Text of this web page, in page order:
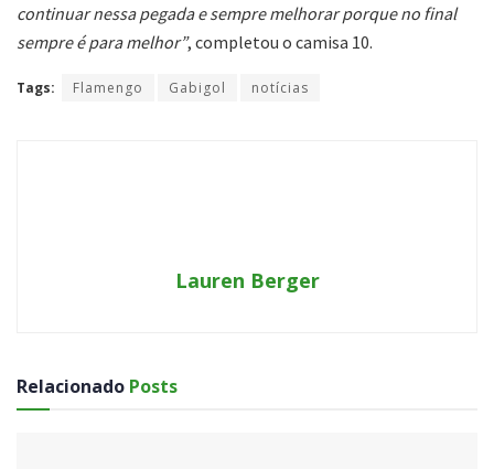
continuar nessa pegada e sempre melhorar porque no final
sempre é para melhor”, completou o camisa 10.
Tags: Flamengo Gabigol notícias
Lauren Berger
Relacionado Posts